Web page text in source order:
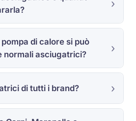
di calore si può
normali asciugatrici?
di tutti i brand?